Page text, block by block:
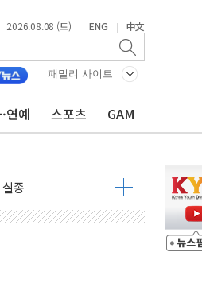
2026.08.08 (토) | ENG | 中文
패밀리 사이트
연예 스포츠 GAM
' 22개 과제 손본다
로 목소리 내야"
발견
경전 고조
국정"